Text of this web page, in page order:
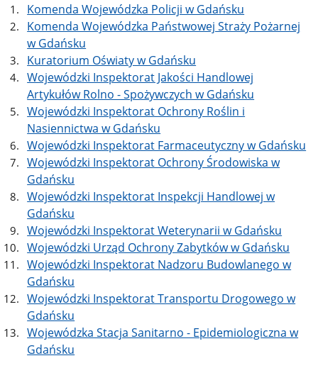
Komenda Wojewódzka Policji w Gdańsku
Komenda Wojewódzka Państwowej Straży Pożarnej
w Gdańsku
Kuratorium Oświaty w Gdańsku
Wojewódzki Inspektorat Jakości Handlowej
Artykułów Rolno - Spożywczych w Gdańsku
Wojewódzki Inspektorat Ochrony Roślin i
Nasiennictwa w Gdańsku
Wojewódzki Inspektorat Farmaceutyczny w Gdańsku
Wojewódzki Inspektorat Ochrony Środowiska w
Gdańsku
Wojewódzki Inspektorat Inspekcji Handlowej w
Gdańsku
Wojewódzki Inspektorat Weterynarii w Gdańsku
Wojewódzki Urząd Ochrony Zabytków w Gdańsku
Wojewódzki Inspektorat Nadzoru Budowlanego w
Gdańsku
Wojewódzki Inspektorat Transportu Drogowego w
Gdańsku
Wojewódzka Stacja Sanitarno - Epidemiologiczna w
Gdańsku